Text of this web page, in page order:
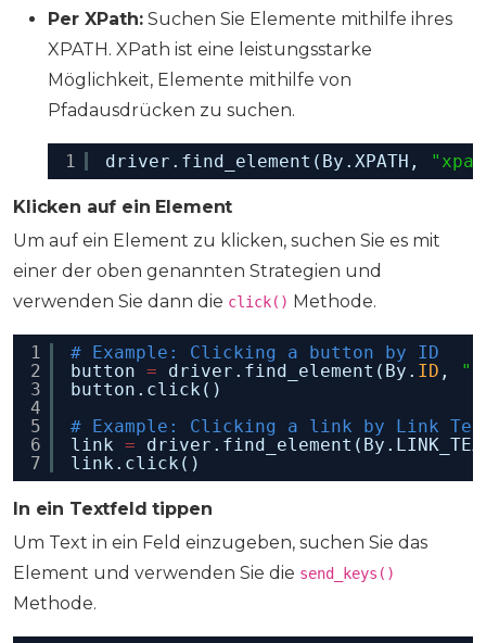
Per XPath: Suchen Sie Elemente mithilfe ihres
XPATH. XPath ist eine leistungsstarke
Möglichkeit, Elemente mithilfe von
Pfadausdrücken zu suchen.
1 driver.find_element(By.XPATH,
Klicken auf ein Element
Um auf ein Element zu klicken, suchen Sie es mit
einer der oben genannten Strategien und
verwenden Sie dann die click() Methode.
1
2
3
4
5
6
7
# Example: Clicking a button by ID
button = driver.find_element(By. ID ,
button.click()
# Example: Clicking a link by Link
link =
link.click()
In ein Textfeld tippen
Um Text in ein Feld einzugeben, suchen Sie das
Element und verwenden Sie die send_keys()
Methode.